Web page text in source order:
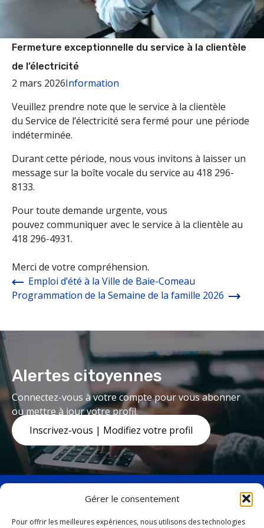
Gérer le consentement
Pour offrir les meilleures expériences, nous utilisons des technologies
Fermeture exceptionnelle du service à la clientèle
de l’électricité
2 mars 2026Information
Veuillez prendre note que le service à la clientèle
du Service de l’électricité sera fermé pour une période
indéterminée.
Durant cette période, nous vous invitons à laisser un
message sur la boîte vocale du service au 418 296-
8133.
Pour toute demande urgente, vous
pouvez communiquer avec le service à la clientèle au
418 296-4931.
Merci de votre compréhension.
Emploi d’été à la Ville de Baie-Comeau
Programmation de la Semaine de la famille 2026
Alertes citoyennes
Connectez-vous à votre compte pour vous abonner
ou mettre à jour votre profil.
Inscrivez-vous | Modifiez votre profil